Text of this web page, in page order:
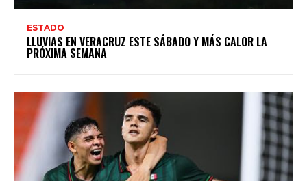
ESTADO
LLUVIAS EN VERACRUZ ESTE SÁBADO Y MÁS CALOR LA
PRÓXIMA SEMANA